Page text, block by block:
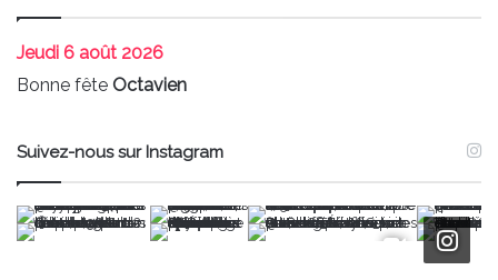
Jeudi 6 août 2026
Bonne fête Octavien
Suivez-nous sur Instagram